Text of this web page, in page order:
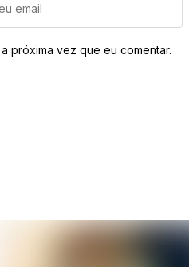
próxima vez que eu comentar.